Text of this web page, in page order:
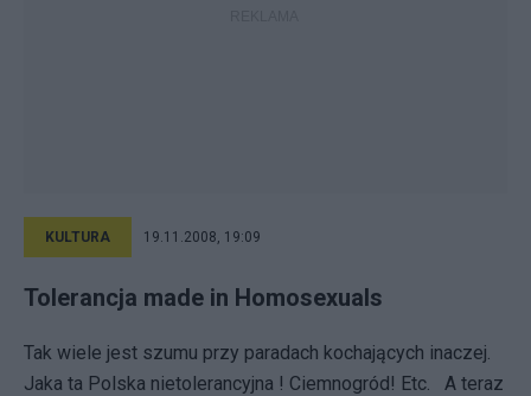
KULTURA 19.11.2008, 19:09
Tolerancja made in Homosexuals
Tak wiele jest szumu przy paradach kochających inaczej.
Jaka ta Polska nietolerancyjna ! Ciemnogród! Etc. A teraz